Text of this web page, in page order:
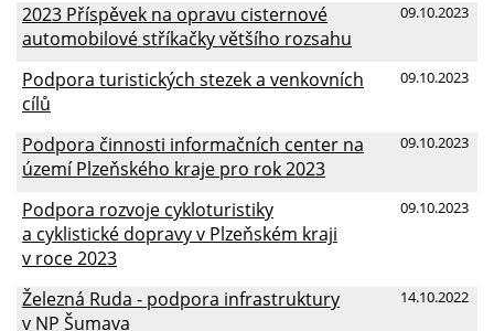
09.10.2023
2023 Příspěvek na opravu cisternové
automobilové stříkačky většího rozsahu
09.10.2023
Podpora turistických stezek a venkovních
cílů
09.10.2023
Podpora činnosti informačních center na
území Plzeňského kraje pro rok 2023
09.10.2023
Podpora rozvoje cykloturistiky
a cyklistické dopravy v Plzeňském kraji
v roce 2023
14.10.2022
Železná Ruda - podpora infrastruktury
v NP Šumava